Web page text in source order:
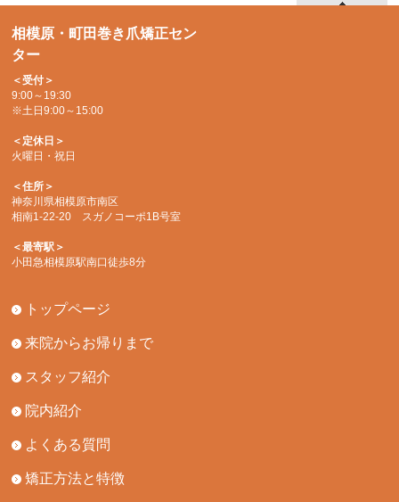
相模原・町田巻き爪矯正セン
ター
＜受付＞
9:00～19:30
※土日9:00～15:00
＜定休日＞
火曜日・祝日
＜住所＞
神奈川県相模原市南区
相南1-22-20 スガノコーポ1B号室
＜最寄駅＞
小田急相模原駅南口徒歩8分
トップページ
来院からお帰りまで
スタッフ紹介
院内紹介
よくある質問
矯正方法と特徴